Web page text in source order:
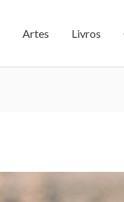
Artes Livros